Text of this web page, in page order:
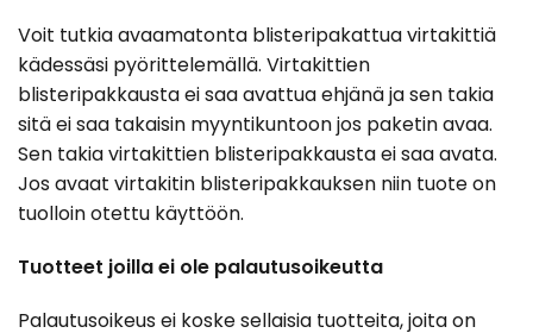
Voit tutkia avaamatonta blisteripakattua virtakittiä
kädessäsi pyörittelemällä. Virtakittien
blisteripakkausta ei saa avattua ehjänä ja sen takia
sitä ei saa takaisin myyntikuntoon jos paketin avaa.
Sen takia virtakittien blisteripakkausta ei saa avata.
Jos avaat virtakitin blisteripakkauksen niin tuote on
tuolloin otettu käyttöön.
Tuotteet joilla ei ole palautusoikeutta
Palautusoikeus ei koske sellaisia tuotteita, joita on